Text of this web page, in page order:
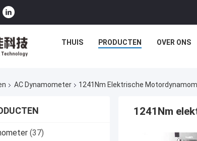
THUIS PRODUCTEN OVER ONS
AC Dynamometer 1241Nm Elektrische
(37)
1241Nm